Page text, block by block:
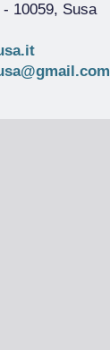
10059, Susa